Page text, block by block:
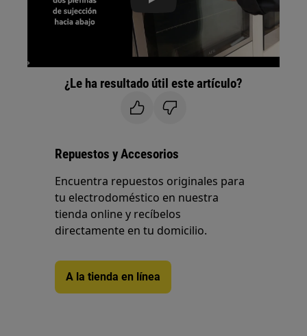
Play
¿Le ha resultado útil este artículo?
Repuestos y Accesorios
Encuentra repuestos originales para
tu electrodoméstico en nuestra
tienda online y recíbelos
directamente en tu domicilio.
A la tienda en línea